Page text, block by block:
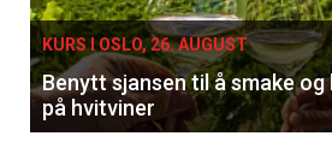
KURS I OSLO, 26. AUGUST
Benytt sjansen til å smake
på hvitviner